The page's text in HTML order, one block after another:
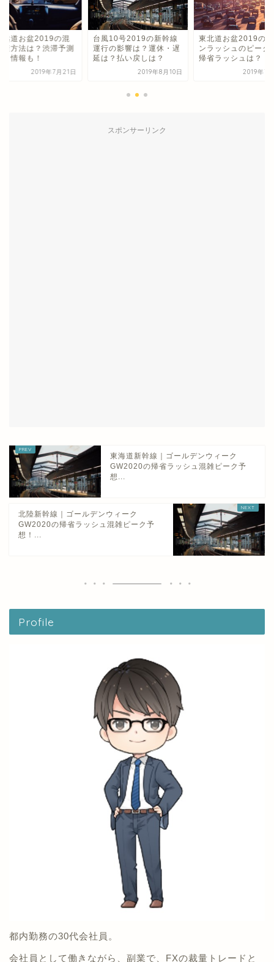
越道お盆2019の混
避方法は？渋滞予測
引情報も！
2019年7月21日
台風10号2019の新幹線
運行の影響は？運休・遅
延は？払い戻しは？
2019年8月10日
東北道お盆2019のU
ンラッシュのピーク
帰省ラッシュは？
2019年7
スポンサーリンク
東海道新幹線｜ゴールデンウィーク
GW2020の帰省ラッシュ混雑ピーク予
想...
北陸新幹線｜ゴールデンウィーク
GW2020の帰省ラッシュ混雑ピーク予
想！...
Profile
都内勤務の30代会社員。
会社員として働きながら、副業で、FXの裁量トレードと